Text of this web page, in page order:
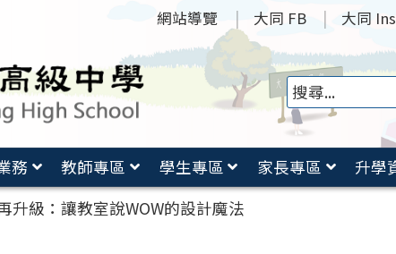
網站導覽 大同 FB 大同
務 教師專區 學生專區 家長專區 升學
升級：讓教室說WOW的設計魔法